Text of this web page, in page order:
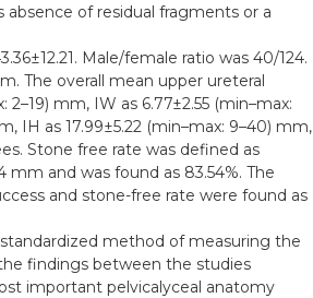
of residual fragments or a
Male/female ratio was 40/124.
The overall mean upper ureteral
mm, IW as 6.77±2.55 (min–max:
IH as 17.99±5.22 (min–max: 9–40) mm,
Stone free rate was defined as
and was found as 83.54%. The
and stone-free rate were found as
standardized method of measuring the
findings between the studies
important pelvicalyceal anatomy